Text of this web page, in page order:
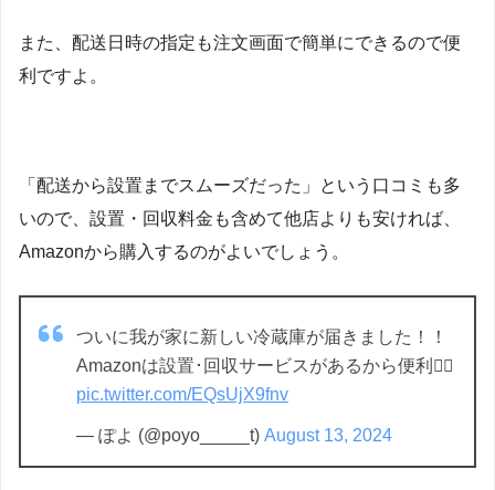
また、配送日時の指定も注文画面で簡単にできるので便
利ですよ。
「配送から設置までスムーズだった」という口コミも多
いので、設置・回収料金も含めて他店よりも安ければ、
Amazonから購入するのがよいでしょう。
ついに我が家に新しい冷蔵庫が届きました！！
Amazonは設置･回収サービスがあるから便利✌🏻
pic.twitter.com/EQsUjX9fnv
— ぽよ (@poyo_____t) August 13, 2024